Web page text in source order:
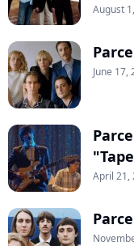
August
June 17,
April 21,